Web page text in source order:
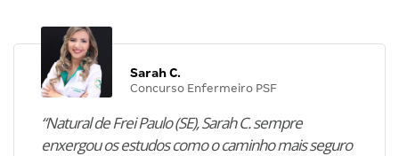
Sarah C.
Concurso Enfermeiro PSF
“Natural de Frei Paulo (SE), Sarah C. sempre
enxergou os estudos como o caminho mais seguro